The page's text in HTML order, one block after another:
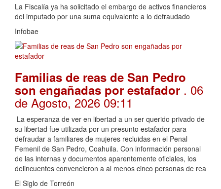
La Fiscalía ya ha solicitado el embargo de activos financieros
del imputado por una suma equivalente a lo defraudado
Infobae
Familias de reas de San Pedro
son engañadas por estafador . 06
de Agosto, 2026 09:11
La esperanza de ver en libertad a un ser querido privado de
su libertad fue utilizada por un presunto estafador para
defraudar a familiares de mujeres recluidas en el Penal
Femenil de San Pedro, Coahuila. Con información personal
de las internas y documentos aparentemente oficiales, los
delincuentes convencieron a al menos cinco personas de rea
El Siglo de Torreón